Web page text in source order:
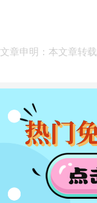
文章申明：本文章转